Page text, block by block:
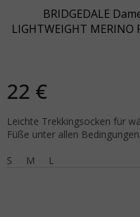
BRIDGEDALE
LIGHTWEIGHT MERINO
22 €
Leichte Trekkingsocken für
Füße unter allen
S
M L